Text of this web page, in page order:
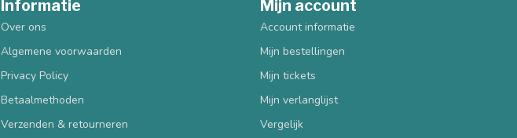
Informatie
Over ons
Algemene voorwaarden
Privacy Policy
Betaalmethoden
Verzenden & retourneren
Mijn account
Account informatie
Mijn bestellingen
Mijn tickets
Mijn verlanglijst
Vergelijk